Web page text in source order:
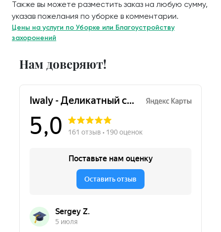
Также вы можете разместить заказ на любую сумму,
указав пожелания по уборке в комментарии.
Цены на услуги по Уборке или Благоустройству
захоронений
Нам доверяют!